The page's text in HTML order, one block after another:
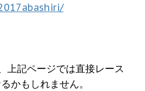
上記ページでは直接レース
かもしれません。